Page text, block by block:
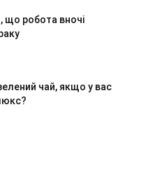
що робота вночі
чай, якщо у вас